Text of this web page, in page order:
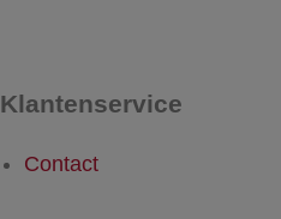
Klantenservice
Contact